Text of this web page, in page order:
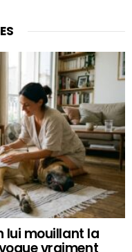
lui mouillant la
vraiment